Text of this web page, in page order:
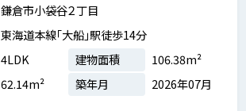
鎌倉市小袋谷２丁目
東海道本線「大船」駅徒歩14分
4LDK 建物面積
106.38m²
62.14m² 築年月 2026年07月